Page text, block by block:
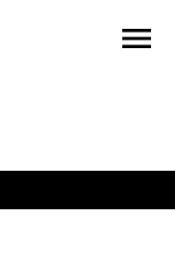
menu